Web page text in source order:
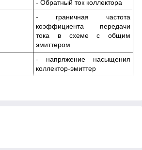
- Обратный ток коллектора
- граничная частота
коэффициента передачи
тока в схеме с общим
эмиттером
- напряжение насыщения
коллектор-эмиттер